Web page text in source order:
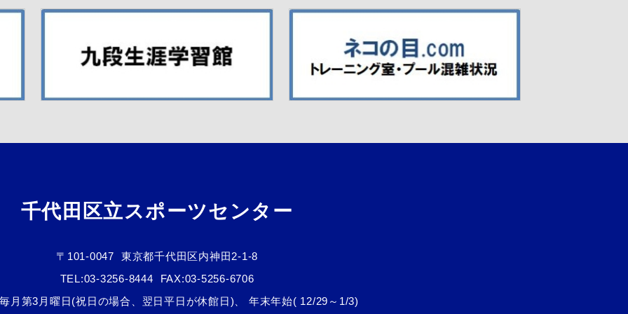
千代田区立スポーツセンター
〒101-0047
東京都千代田区内神田2-1-8
TEL:03-3256-8444
FAX:03-5256-6706
月第3月曜日(祝日の場合、翌日平日が休館日)、 年末年始( 12/29～1/3)